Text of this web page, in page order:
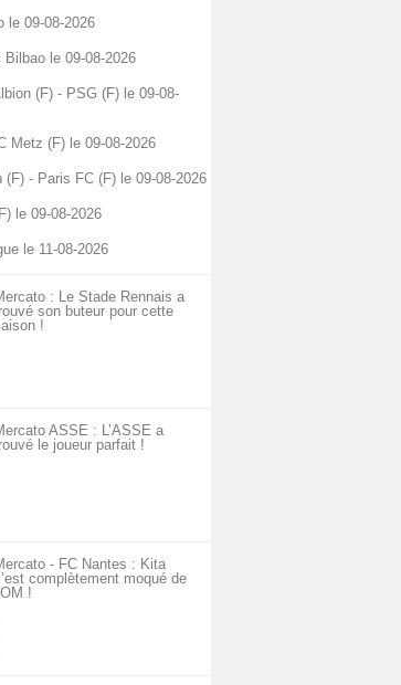
le 09-08-2026
le 09-08-2026
(F) - PSG (F) le 09-08-
Metz (F) le 09-08-2026
(F) - Paris FC (F) le 09-08-2026
le 09-08-2026
le 11-08-2026
: Le Stade Rennais a
son buteur pour cette
!
ASSE : L’ASSE a
le joueur parfait !
- FC Nantes : Kita
complètement moqué de
!